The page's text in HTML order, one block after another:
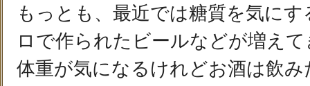
もっとも、最近では糖質を気に
ロで作られたビールなどが増え
体重が気になるけれどお酒は飲